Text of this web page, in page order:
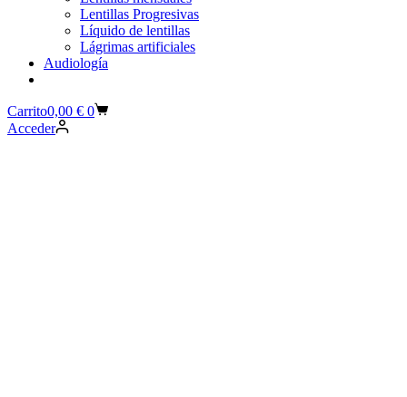
Lentillas Progresivas
Líquido de lentillas
Lágrimas artificiales
Audiología
Carrito0,00 € 0
Acceder